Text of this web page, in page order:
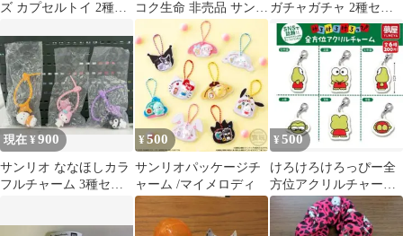
ズ カプセルトイ 2種セ
コク生命 非売品 サンリ
オ
ガチャガチャ 2種セッ
ト
現在 ¥900
サンリオ ななほしカラ
フルチャーム 3種セッ
¥500
サンリオパッケージチ
ャーム /マイメロディ
¥ 500
けろけろけろっぴー全
方位アクリルチャーム
【背面】